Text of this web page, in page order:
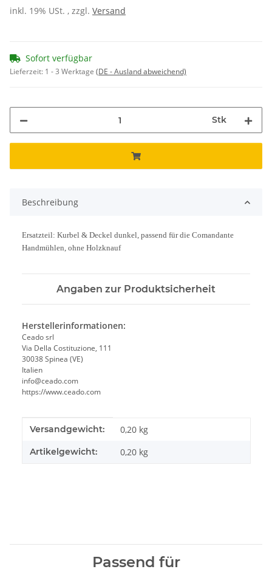
inkl. 19% USt. , zzgl. Versand
Sofort verfügbar
Lieferzeit: 1 - 3 Werktage (DE - Ausland abweichend)
Stk
Beschreibung
Ersatzteil: Kurbel & Deckel dunkel, passend für die Comandante
Handmühlen, ohne Holzknauf
Angaben zur Produktsicherheit
Herstellerinformationen:
Ceado srl
Via Della Costituzione, 111
30038 Spinea (VE)
Italien
info@ceado.com
https://www.ceado.com
Produkteigenschaft
Wert
Versandgewicht: 0,20 kg
Artikelgewicht: 0,20 kg
Passend für